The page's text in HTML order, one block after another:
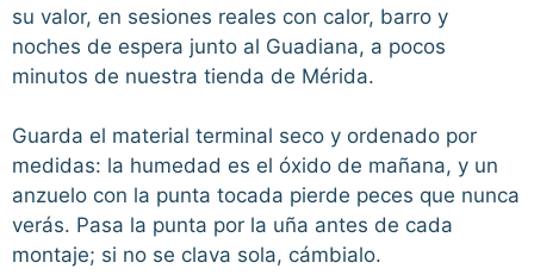
su valor, en sesiones reales con calor, barro y
noches de espera junto al Guadiana, a pocos
minutos de nuestra tienda de Mérida.
Guarda el material terminal seco y ordenado por
medidas: la humedad es el óxido de mañana, y un
anzuelo con la punta tocada pierde peces que nunca
verás. Pasa la punta por la uña antes de cada
montaje; si no se clava sola, cámbialo.